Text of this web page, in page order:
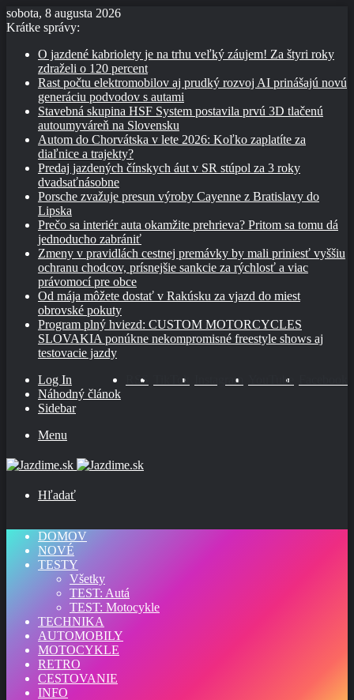
sobota, 8 augusta 2026
Krátke správy:
O jazdené kabriolety je na trhu veľký záujem! Za štyri roky
zdraželi o 120 percent
Rast počtu elektromobilov aj prudký rozvoj AI prinášajú novú
generáciu podvodov s autami
Stavebná skupina HSF System postavila prvú 3D tlačenú
autoumyváreň na Slovensku
Autom do Chorvátska v lete 2026: Koľko zaplatíte za
diaľnice a trajekty?
Predaj jazdených čínskych áut v SR stúpol za 3 roky
dvadsaťnásobne
Porsche zvažuje presun výroby Cayenne z Bratislavy do
Lipska
Prečo sa interiér auta okamžite prehrieva? Pritom sa tomu dá
jednoducho zabrániť
Zmeny v pravidlách cestnej premávky by mali priniesť vyššiu
ochranu chodcov, prísnejšie sankcie za rýchlosť a viac
právomocí pre obce
Od mája môžete dostať v Rakúsku za vjazd do miest
obrovské pokuty
Program plný hviezd: CUSTOM MOTORCYCLES
SLOVAKIA ponúkne nekompromisné freestyle shows aj
testovacie jazdy
YouTube
Instagram
TikTok
RSS
Log In
Náhodný článok
Sidebar
Menu
Hľadať
DOMOV
NOVÉ
TESTY
Všetky
TEST: Autá
TEST: Motocykle
TECHNIKA
AUTOMOBILY
MOTOCYKLE
RETRO
CESTOVANIE
INFO